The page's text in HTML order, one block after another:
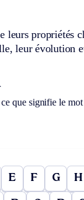
leurs propriétés
leur évolution
ce que signifie le
E F G H